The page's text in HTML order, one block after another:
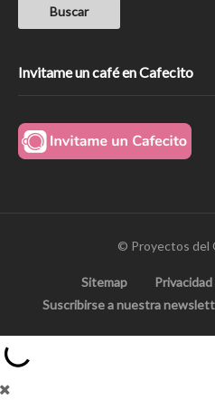
Invitame un café en Cafecito
© Proyectos del
Sitemap
Suscribirse a nuestra